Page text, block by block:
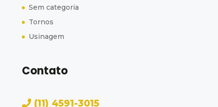
Sem categoria
Tornos
Usinagem
Contato
(11) 4591-3015